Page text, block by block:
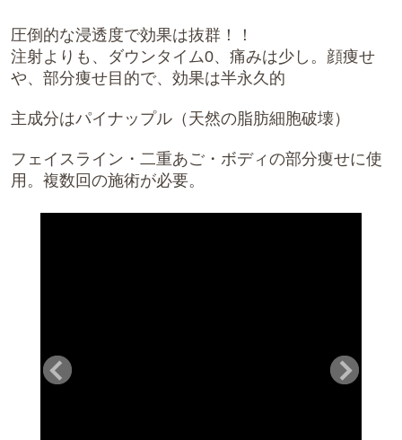
圧倒的な浸透度で効果は抜群！！
注射よりも、ダウンタイム0、痛みは少し。顔痩せ
や、部分痩せ目的で、効果は半永久的
主成分はパイナップル（天然の脂肪細胞破壊）
フェイスライン・二重あご・ボディの部分痩せに使
用。複数回の施術が必要。